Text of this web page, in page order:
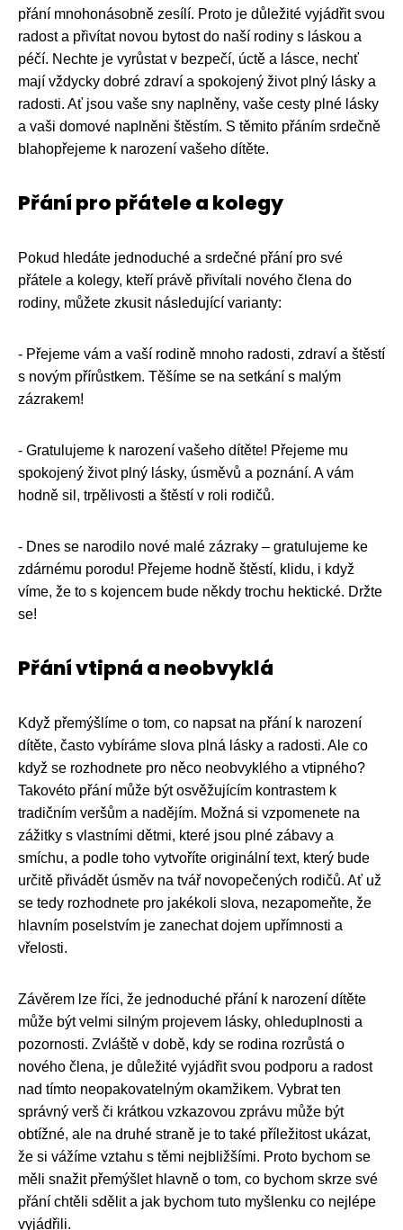
přání mnohonásobně zesílí. Proto je důležité vyjádřit svou
radost a přivítat novou bytost do naší rodiny s láskou a
péčí. Nechte je vyrůstat v bezpečí, úctě a lásce, nechť
mají vždycky dobré zdraví a spokojený život plný lásky a
radosti. Ať jsou vaše sny naplněny, vaše cesty plné lásky
a vaši domové naplněni štěstím. S těmito přáním srdečně
blahopřejeme k narození vašeho dítěte.
Přání pro přátele a kolegy
Pokud hledáte jednoduché a srdečné přání pro své
přátele a kolegy, kteří právě přivítali nového člena do
rodiny, můžete zkusit následující varianty:
- Přejeme vám a vaší rodině mnoho radosti, zdraví a štěstí
s novým přírůstkem. Těšíme se na setkání s malým
zázrakem!
- Gratulujeme k narození vašeho dítěte! Přejeme mu
spokojený život plný lásky, úsměvů a poznání. A vám
hodně sil, trpělivosti a štěstí v roli rodičů.
- Dnes se narodilo nové malé zázraky – gratulujeme ke
zdárnému porodu! Přejeme hodně štěstí, klidu, i když
víme, že to s kojencem bude někdy trochu hektické. Držte
se!
Přání vtipná a neobvyklá
Když přemýšlíme o tom, co napsat na přání k narození
dítěte, často vybíráme slova plná lásky a radosti. Ale co
když se rozhodnete pro něco neobvyklého a vtipného?
Takovéto přání může být osvěžujícím kontrastem k
tradičním veršům a nadějím. Možná si vzpomenete na
zážitky s vlastními dětmi, které jsou plné zábavy a
smíchu, a podle toho vytvoříte originální text, který bude
určitě přivádět úsměv na tvář novopečených rodičů. Ať už
se tedy rozhodnete pro jakékoli slova, nezapomeňte, že
hlavním poselstvím je zanechat dojem upřímnosti a
vřelosti.
Závěrem lze říci, že jednoduché přání k narození dítěte
může být velmi silným projevem lásky, ohleduplnosti a
pozornosti. Zvláště v době, kdy se rodina rozrůstá o
nového člena, je důležité vyjádřit svou podporu a radost
nad tímto neopakovatelným okamžikem. Vybrat ten
správný verš či krátkou vzkazovou zprávu může být
obtížné, ale na druhé straně je to také příležitost ukázat,
že si vážíme vztahu s těmi nejbližšími. Proto bychom se
měli snažit přemýšlet hlavně o tom, co bychom skrze své
přání chtěli sdělit a jak bychom tuto myšlenku co nejlépe
vyjádřili.